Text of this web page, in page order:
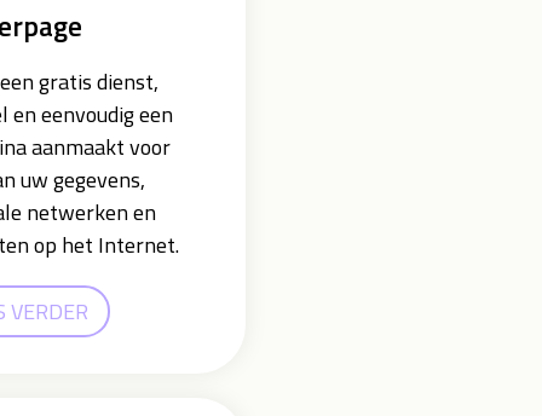
gratis dienst,
en eenvoudig een
aanmaakt voor
uw gegevens,
netwerken en
op het Internet.
VERDER